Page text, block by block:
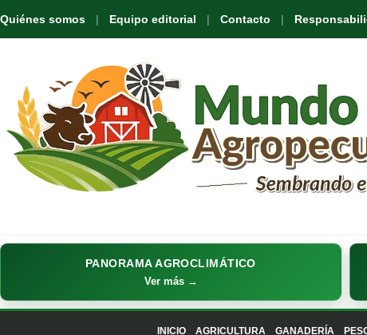
Quiénes somos Equipo editorial Contacto
PANORAMA AGROCLIMÁTICO
Ver más →
INICIO AGRICULTURA GANADERÍA